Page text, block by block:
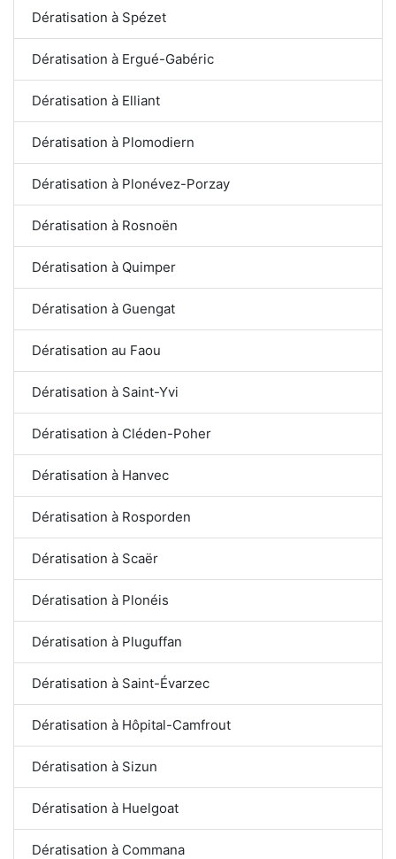
Dératisation à Spézet
Dératisation à Ergué-Gabéric
Dératisation à Elliant
Dératisation à Plomodiern
Dératisation à Plonévez-Porzay
Dératisation à Rosnoën
Dératisation à Quimper
Dératisation à Guengat
Dératisation au Faou
Dératisation à Saint-Yvi
Dératisation à Cléden-Poher
Dératisation à Hanvec
Dératisation à Rosporden
Dératisation à Scaër
Dératisation à Plonéis
Dératisation à Pluguffan
Dératisation à Saint-Évarzec
Dératisation à Hôpital-Camfrout
Dératisation à Sizun
Dératisation à Huelgoat
Dératisation à Commana